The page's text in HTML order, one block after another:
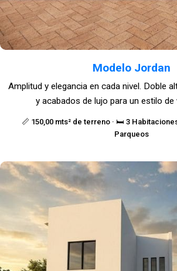
Modelo Jordan
📏 150,00 mts² de terreno · 🛏️ 3 Habitaciones
Parqueos
Amplitud y elegancia en cada nivel. Doble
y acabados de lujo para un estilo de